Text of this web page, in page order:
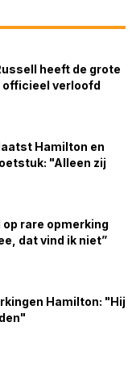
heeft de grote
verloofd
Hamilton en
"Alleen zij
rare opmerking
dat vind ik niet”
Hamilton: "Hij